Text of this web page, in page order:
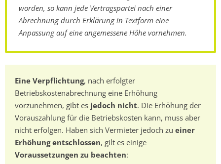
worden, so kann jede Vertragspartei nach einer
Abrechnung durch Erklärung in Textform eine
Anpassung auf eine angemessene Höhe vornehmen.
Eine Verpflichtung, nach erfolgter
Betriebskostenabrechnung eine Erhöhung
vorzunehmen, gibt es jedoch nicht. Die Erhöhung der
Vorauszahlung für die Betriebskosten kann, muss aber
nicht erfolgen. Haben sich Vermieter jedoch zu einer
Erhöhung entschlossen, gilt es einige
Voraussetzungen zu beachten: